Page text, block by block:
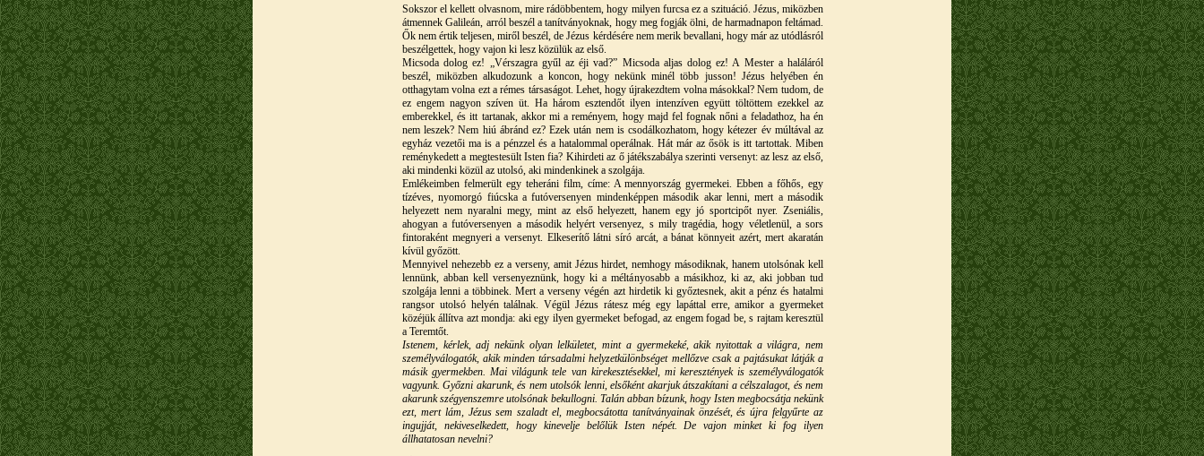
Sokszor el kellett olvasnom, mire rádöbbentem, hogy milyen furcsa ez a szituáció. Jézus, miközben
átmennek Galileán, arról beszél a tanítványoknak, hogy meg fogják ölni, de harmadnapon feltámad.
Ők nem értik teljesen, miről beszél, de Jézus kérdésére nem merik bevallani, hogy már az utódlásról
beszélgettek, hogy vajon ki lesz közülük az első.
Micsoda dolog ez! „Vérszagra gyűl az éji vad?” Micsoda aljas dolog ez! A Mester a haláláról
beszél, miközben alkudozunk a koncon, hogy nekünk minél több jusson! Jézus helyében én
otthagytam volna ezt a rémes társaságot. Lehet, hogy újrakezdtem volna másokkal? Nem tudom, de
ez engem nagyon szíven üt. Ha három esztendőt ilyen intenzíven együtt töltöttem ezekkel az
emberekkel, és itt tartanak, akkor mi a reményem, hogy majd fel fognak nőni a feladathoz, ha én
nem leszek? Nem hiú ábránd ez? Ezek után nem is csodálkozhatom, hogy kétezer év múltával az
egyház vezetői ma is a pénzzel és a hatalommal operálnak. Hát már az ősök is itt tartottak. Miben
reménykedett a megtestesült Isten fia? Kihirdeti az ő játékszabálya szerinti versenyt: az lesz az első,
aki mindenki közül az utolsó, aki mindenkinek a szolgája.
Emlékeimben felmerült egy teheráni film, címe: A mennyország gyermekei. Ebben a főhős, egy
tízéves, nyomorgó fiúcska a futóversenyen mindenképpen második akar lenni, mert a második
helyezett nem nyaralni megy, mint az első helyezett, hanem egy jó sportcipőt nyer. Zseniális,
ahogyan a futóversenyen a második helyért versenyez, s mily tragédia, hogy véletlenül, a sors
fintoraként megnyeri a versenyt. Elkeserítő látni síró arcát, a bánat könnyeit azért, mert akaratán
kívül győzött.
Mennyivel nehezebb ez a verseny, amit Jézus hirdet, nemhogy másodiknak, hanem utolsónak kell
lennünk, abban kell versenyeznünk, hogy ki a méltányosabb a másikhoz, ki az, aki jobban tud
szolgája lenni a többinek. Mert a verseny végén azt hirdetik ki győztesnek, akit a pénz és hatalmi
rangsor utolsó helyén találnak. Végül Jézus rátesz még egy lapáttal erre, amikor a gyermeket
közéjük állítva azt mondja: aki egy ilyen gyermeket befogad, az engem fogad be, s rajtam keresztül
a Teremtőt.
Istenem, kérlek, adj nekünk olyan lelkületet, mint a gyermekeké, akik nyitottak a világra, nem
személyválogatók, akik minden társadalmi helyzetkülönbséget mellőzve csak a pajtásukat látják a
másik gyermekben. Mai világunk tele van kirekesztésekkel, mi keresztények is személyválogatók
vagyunk. Győzni akarunk, és nem utolsók lenni, elsőként akarjuk átszakítani a célszalagot, és nem
akarunk szégyenszemre utolsónak bekullogni. Talán abban bízunk, hogy Isten megbocsátja nekünk
ezt, mert lám, Jézus sem szaladt el, megbocsátotta tanítványainak önzését, és újra felgyűrte az
ingujját, nekiveselkedett, hogy kinevelje belőlük Isten népét. De vajon minket ki fog ilyen
állhatatosan nevelni?